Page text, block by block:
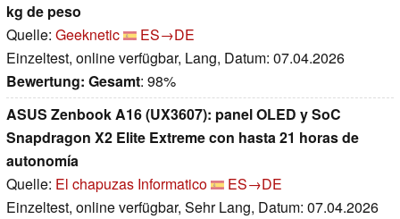
kg de peso
Quelle: Geeknetic
ES→DE
Einzeltest, online verfügbar, Lang, Datum: 07.04.2026
Bewertung: Gesamt: 98%
ASUS Zenbook A16 (UX3607): panel OLED y SoC
Snapdragon X2 Elite Extreme con hasta 21 horas de
autonomía
Quelle: El chapuzas Informatico
ES→DE
Einzeltest, online verfügbar, Sehr Lang, Datum: 07.04.2026